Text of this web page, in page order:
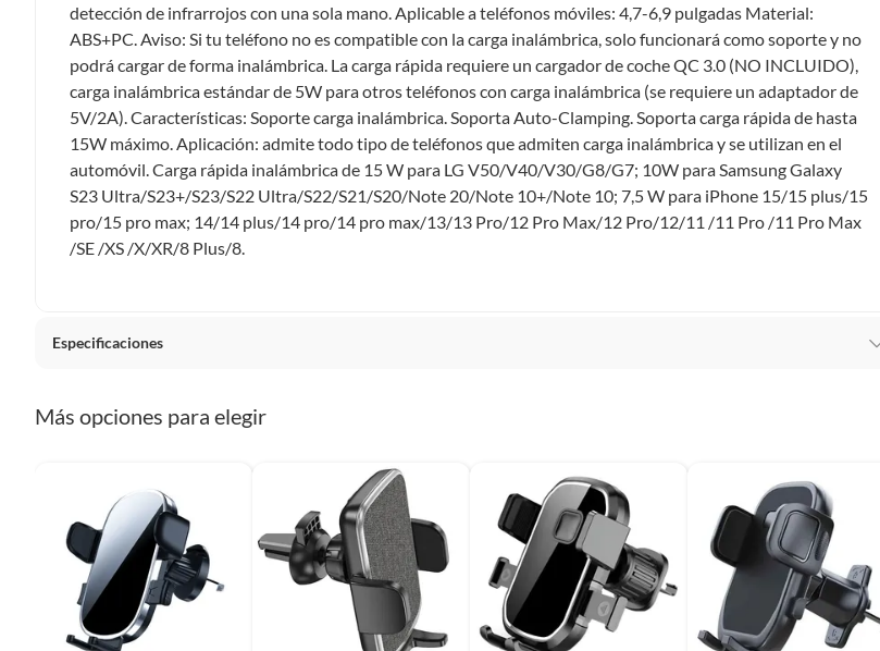
En sodimac.cl te damos30 días desde que recibes el producto. Debe estar en perfecto estado, con todas sus
etiquetas y sin uso, tal como te lo entregamos.
Productos digitales que se entregan a través de una descarga electrónica, por ejemplo, cupones de experiencia o
programas para el computador.
Productos a pedido o confeccionados a medida.
Productos que han sido informados como imperfectos, usados, reparados, abiertos, de segunda selección,
remanufacturados o con alguna deficiencia, que sean comprados en esa condición a un precio reducido.
Alimentos, bebidas, medicamentos, suplementos alimenticios, vitaminas, entre otros análogos.
Pinturas de un color a solicitud.
detección de infrarrojos con una sola mano. Aplicable a teléfonos móviles: 4,7-6,9 pulgadas Material:
ABS+PC. Aviso: Si tu teléfono no es compatible con la carga inalámbrica, solo funcionará como soporte y no
podrá cargar de forma inalámbrica. La carga rápida requiere un cargador de coche QC 3.0 (NO INCLUIDO),
carga inalámbrica estándar de 5W para otros teléfonos con carga inalámbrica (se requiere un adaptador de
5V/2A). Características: Soporte carga inalámbrica. Soporta Auto-Clamping. Soporta carga rápida de hasta
15W máximo. Aplicación: admite todo tipo de teléfonos que admiten carga inalámbrica y se utilizan en el
automóvil. Carga rápida inalámbrica de 15 W para LG V50/V40/V30/G8/G7; 10W para Samsung Galaxy
S23 Ultra/S23+/S23/S22 Ultra/S22/S21/S20/Note 20/Note 10+/Note 10; 7,5 W para iPhone 15/15 plus/15
pro/15 pro max; 14/14 plus/14 pro/14 pro max/13/13 Pro/12 Pro Max/12 Pro/12/11 /11 Pro /11 Pro Max
/SE /XS /X/XR/8 Plus/8.
Especificaciones
Condicion del producto Nuevo
Detalle de la Condición
Más opciones para elegir